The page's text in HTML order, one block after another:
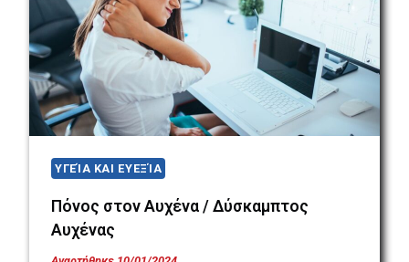
ΥΓΕΊΑ ΚΑΙ ΕΥΕΞΊΑ
Πόνος στον Αυχένα / Δύσκαμπτος
Αυχένας